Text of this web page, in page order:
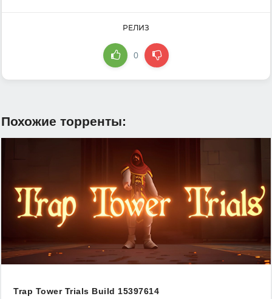
РЕЛИЗ
0
Похожие торренты:
Trap Tower Trials Build 15397614